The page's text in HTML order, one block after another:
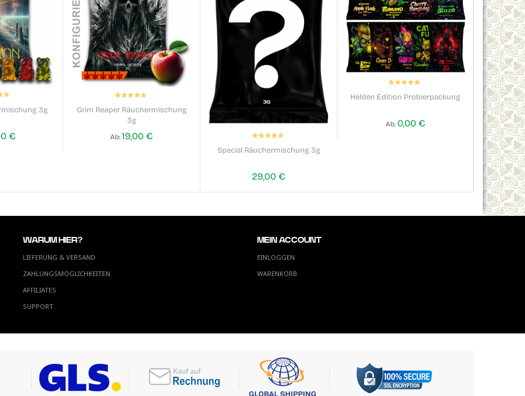
3g
€
Bewertung:
Grim Reaper Räuchermischung
3g
Ab 19,00 €
Bewertung:
Special Räuchermischung 3g
29,00 €
Bewertung:
Helden Edition Probierpackung
Ab 0,00 €
Maui
WARUM HIER?
LIEFERUNG & VERSAND
ZAHLUNGSMÖGLICHKEITEN
AFFILIATES
SUPPORT
MEIN ACCOUNT
EINLOGGEN
WARENKORB